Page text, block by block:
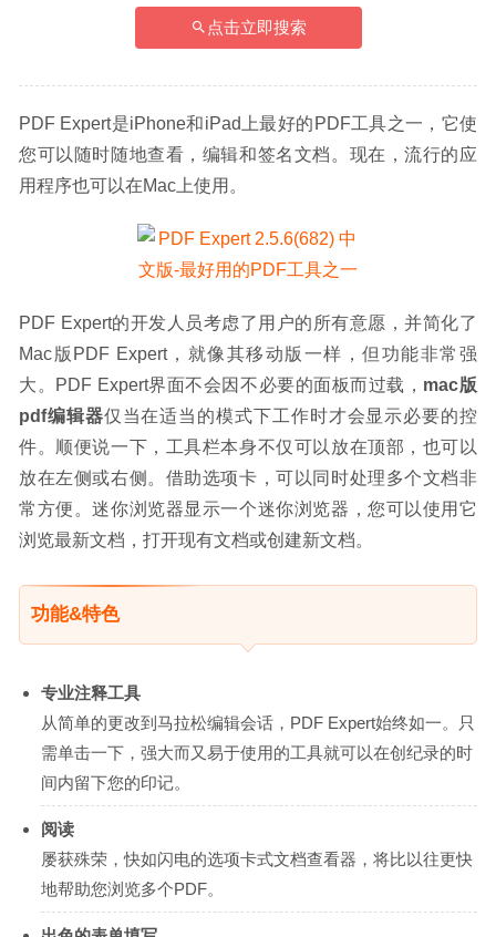
点击立即搜索
PDF Expert是iPhone和iPad上最好的PDF工具之一，它使
您可以随时随地查看，编辑和签名文档。现在，流行的应
用程序也可以在Mac上使用。
PDF Expert的开发人员考虑了用户的所有意愿，并简化了
Mac版PDF Expert，就像其移动版一样，但功能非常强
大。PDF Expert界面不会因不必要的面板而过载， mac版
pdf编辑器仅当在适当的模式下工作时才会显示必要的控
件。顺便说一下，工具栏本身不仅可以放在顶部，也可以
放在左侧或右侧。借助选项卡，可以同时处理多个文档非
常方便。迷你浏览器显示一个迷你浏览器，您可以使用它
浏览最新文档，打开现有文档或创建新文档。
功能&特色
专业注释工具
从简单的更改到马拉松编辑会话，PDF Expert始终如一。只
需单击一下，强大而又易于使用的工具就可以在创纪录的时
间内留下您的印记。
阅读
屡获殊荣，快如闪电的选项卡式文档查看器，将比以往更快
地帮助您浏览多个PDF。